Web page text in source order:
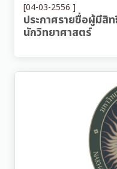
[04-03-2556 ]
ประกาศรายชื่อผู้มีสิ
นักวิทยาศาสตร์